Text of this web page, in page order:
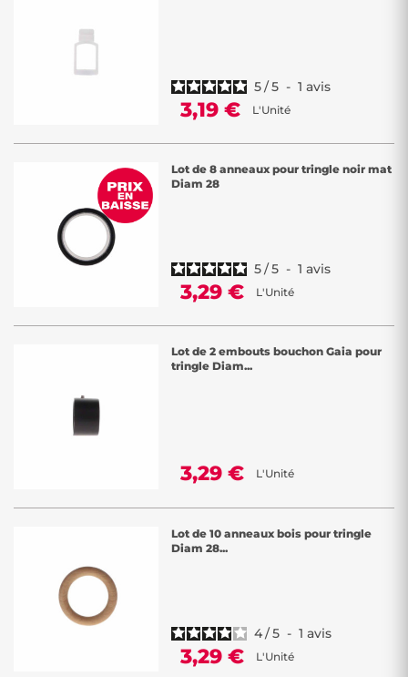
Les ensembles de tringles à composer spécialement conçus pour les
vos exigences esthétiques et pratiques. Que vous optiez pour des
barres aux teintes variées, extensibles pour plus de flexibilité, ou
ouvertes et fixes pour une personnalisation optimale, vous pouvez
harmonieusement à tout décor intérieur, ajoutant une touche
d'élégance à vos rideaux. Que vous préfériez des options extensibles,
ouvertes ou fixes, notre sélection diversifiée vous offre la possibilité de
trouver l'ensemble parfait pour vos rideaux et voilages.
Faites votre choix parmi nos embouts, supports et barres de qualité,
et personnalisez votre installation pour sublimer vos fenêtres. Divers
5/5 - 1 avis
3,19 € L'Unité
Lot de 8 anneaux pour tringle noir mat
Diam 28
5/5 - 1 avis
3,29 € L'Unité
Lot de 2 embouts bouchon Gaia pour
tringle Diam...
3,29 € L'Unité
Lot de 10 anneaux bois pour tringle
Diam 28...
4/5 - 1 avis
3,29 € L'Unité